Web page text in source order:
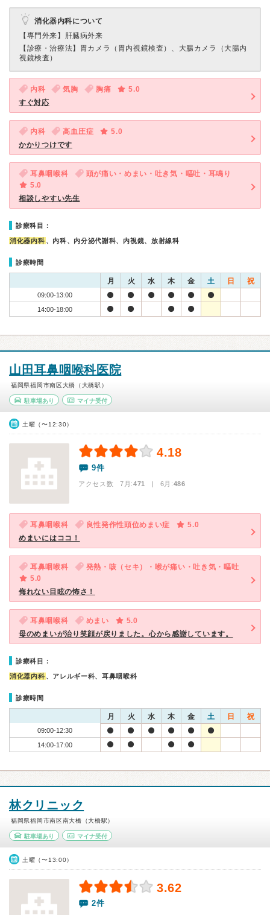
消化器内科について
【専門外来】 肝臓病外来
【診療・治療法】 胃カメラ（胃内視鏡検査）、大腸カメラ（大腸内
視鏡検査）
内科 気胸 胸痛
5.0
すぐ対応
内科 高血圧症
5.0
かかりつけです
耳鼻咽喉科
頭が痛い・めまい・吐き気・嘔吐・耳鳴り
5.0
相談しやすい先生
診療科目：
消化器内科 、内科、内分泌代謝科、内視鏡、放射線科
診療時間
月 火 水 木 金 土 日 祝
09:00-13:00
14:00-18:00
山田耳鼻咽喉科医院
福岡県福岡市南区大橋（大橋駅）
駐車場あり マイナ受付
土曜（〜12:30）
4.18
9件
アクセス数 7月:471 | 6月:486
耳鼻咽喉科 良性発作性頭位めまい症
5.0
めまいにはココ！
耳鼻咽喉科
発熱・咳（セキ）・喉が痛い・吐き気・嘔吐
5.0
侮れない目眩の怖さ！
耳鼻咽喉科 めまい
5.0
母のめまいが治り笑顔が戻りました。心から感謝しています。
診療科目：
消化器内科 、アレルギー科、耳鼻咽喉科
診療時間
月 火 水 木 金 土 日 祝
09:00-12:30
14:00-17:00
林クリニック
福岡県福岡市南区南大橋（大橋駅）
駐車場あり マイナ受付
土曜（〜13:00）
3.62
2件